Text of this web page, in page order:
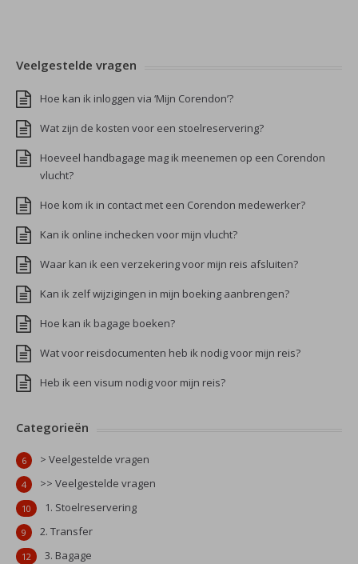
Veelgestelde vragen
Hoe kan ik inloggen via ‘Mijn Corendon’?
Wat zijn de kosten voor een stoelreservering?
Hoeveel handbagage mag ik meenemen op een Corendon
vlucht?
Hoe kom ik in contact met een Corendon medewerker?
Kan ik online inchecken voor mijn vlucht?
Waar kan ik een verzekering voor mijn reis afsluiten?
Kan ik zelf wijzigingen in mijn boeking aanbrengen?
Hoe kan ik bagage boeken?
Wat voor reisdocumenten heb ik nodig voor mijn reis?
Heb ik een visum nodig voor mijn reis?
Categorieën
> Veelgestelde vragen
6
>> Veelgestelde vragen
4
1. Stoelreservering
10
2. Transfer
9
3. Bagage
12